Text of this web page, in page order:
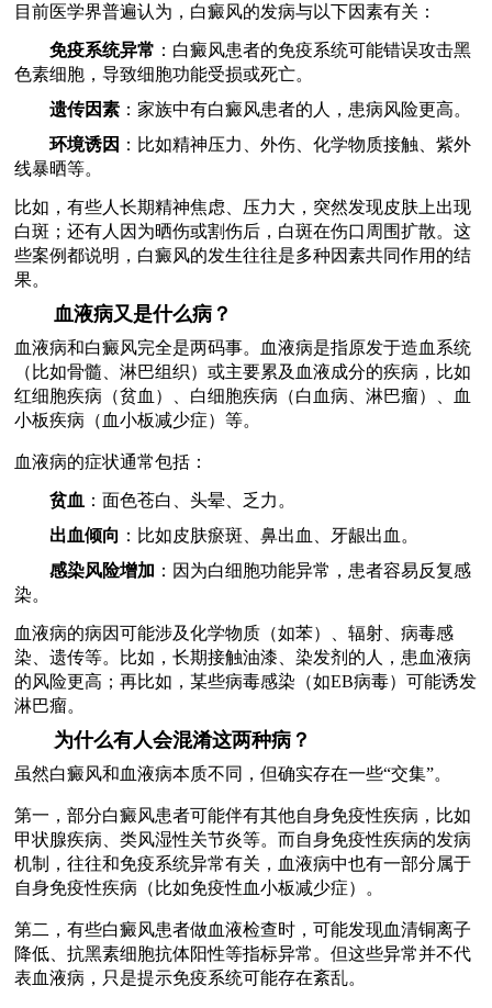
目前医学界普遍认为，白癜风的发病与以下因素有关：
免疫系统异常 ：白癜风患者的免疫系统可能错误攻击黑
色素细胞，导致细胞功能受损或死亡。
遗传因素 ：家族中有白癜风患者的人，患病风险更高。
环境诱因 ：比如精神压力、外伤、化学物质接触、紫外
线暴晒等。
比如，有些人长期精神焦虑、压力大，突然发现皮肤上出现
白斑；还有人因为晒伤或割伤后，白斑在伤口周围扩散。这
些案例都说明，白癜风的发生往往是多种因素共同作用的结
果。
血液病又是什么病？
血液病和白癜风完全是两码事。血液病是指原发于造血系统
（比如骨髓、淋巴组织）或主要累及血液成分的疾病，比如
红细胞疾病（贫血）、白细胞疾病（白血病、淋巴瘤）、血
小板疾病（血小板减少症）等。
血液病的症状通常包括：
贫血 ：面色苍白、头晕、乏力。
出血倾向 ：比如皮肤瘀斑、鼻出血、牙龈出血。
感染风险增加 ：因为白细胞功能异常，患者容易反复感
染。
血液病的病因可能涉及化学物质（如苯）、辐射、病毒感
染、遗传等。比如，长期接触油漆、染发剂的人，患血液病
的风险更高；再比如，某些病毒感染（如EB病毒）可能诱发
淋巴瘤。
为什么有人会混淆这两种病？
虽然白癜风和血液病本质不同，但确实存在一些“交集”。
第一，部分白癜风患者可能伴有其他自身免疫性疾病，比如
甲状腺疾病、类风湿性关节炎等。而自身免疫性疾病的发病
机制，往往和免疫系统异常有关，血液病中也有一部分属于
自身免疫性疾病（比如免疫性血小板减少症）。
第二，有些白癜风患者做血液检查时，可能发现血清铜离子
降低、抗黑素细胞抗体阳性等指标异常。但这些异常并不代
表血液病，只是提示免疫系统可能存在紊乱。